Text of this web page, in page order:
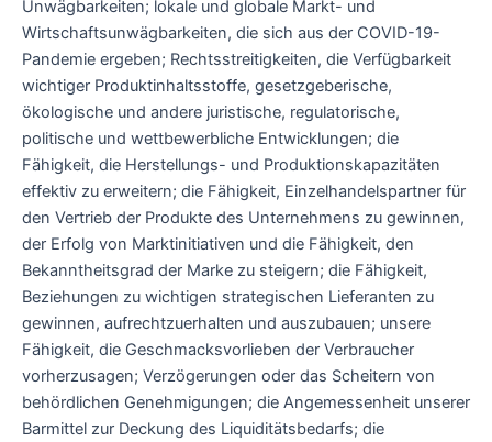
Unwägbarkeiten; lokale und globale Markt- und
Wirtschaftsunwägbarkeiten, die sich aus der COVID-19-
Pandemie ergeben; Rechtsstreitigkeiten, die Verfügbarkeit
wichtiger Produktinhaltsstoffe, gesetzgeberische,
ökologische und andere juristische, regulatorische,
politische und wettbewerbliche Entwicklungen; die
Fähigkeit, die Herstellungs- und Produktionskapazitäten
effektiv zu erweitern; die Fähigkeit, Einzelhandelspartner für
den Vertrieb der Produkte des Unternehmens zu gewinnen,
der Erfolg von Marktinitiativen und die Fähigkeit, den
Bekanntheitsgrad der Marke zu steigern; die Fähigkeit,
Beziehungen zu wichtigen strategischen Lieferanten zu
gewinnen, aufrechtzuerhalten und auszubauen; unsere
Fähigkeit, die Geschmacksvorlieben der Verbraucher
vorherzusagen; Verzögerungen oder das Scheitern von
behördlichen Genehmigungen; die Angemessenheit unserer
Barmittel zur Deckung des Liquiditätsbedarfs; die